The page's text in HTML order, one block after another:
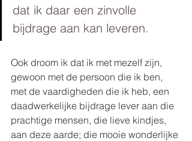
dat ik daar een zinvolle
bijdrage aan kan leveren.
Ook droom ik dat ik met mezelf zijn,
gewoon met de persoon die ik ben,
met de vaardigheden die ik heb, een
daadwerkelijke bijdrage lever aan die
prachtige mensen, die lieve kindjes,
aan deze aarde; die mooie wonderlijke